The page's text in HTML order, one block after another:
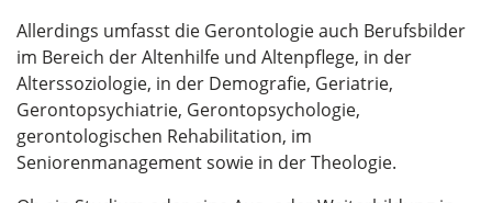
Allerdings umfasst die Gerontologie auch Berufsbilder
im Bereich der Altenhilfe und Altenpflege, in der
Alterssoziologie, in der Demografie, Geriatrie,
Gerontopsychiatrie, Gerontopsychologie,
gerontologischen Rehabilitation, im
Seniorenmanagement sowie in der Theologie.